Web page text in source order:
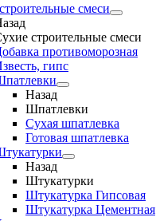
смеси
строительные смеси
противоморозная
гипс
Назад
Шпатлевки
Сухая шпатлевка
Готовая шпатлевка
Назад
Штукатурки
Штукатурка Гипсовая
Штукатурка Цементная